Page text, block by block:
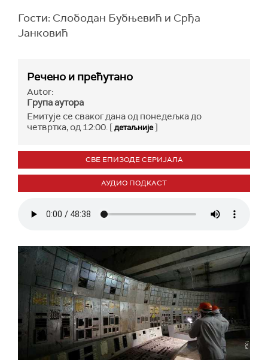
Гости: Слободан Бубњевић и Срђа
Јанковић
Речено и прећутано
Autor:
Група аутора
Емитује се сваког дана од понедељка до
четвртка, од 12:00. [детаљније]
СВЕ ЕПИЗОДЕ СЕРИЈАЛА
АУДИО ПОДКАСТ